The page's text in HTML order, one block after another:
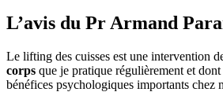
L’avis du Pr Armand
Le lifting des cuisses est une intervention
corps que je pratique régulièrement et dont
bénéfices psychologiques importants chez